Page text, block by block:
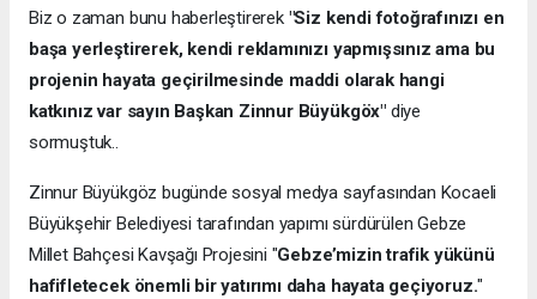
Biz o zaman bunu haberleştirerek "Siz kendi fotoğrafınızı en
başa yerleştirerek, kendi reklamınızı yapmışsınız ama bu
projenin hayata geçirilmesinde maddi olarak hangi
katkınız var sayın Başkan Zinnur Büyükgöx" diye
sormuştuk..
Zinnur Büyükgöz bugünde sosyal medya sayfasından Kocaeli
Büyükşehir Belediyesi tarafından yapımı sürdürülen Gebze
Millet Bahçesi Kavşağı Projesini "Gebze’mizin trafik yükünü
hafifletecek önemli bir yatırımı daha hayata geçiyoruz."